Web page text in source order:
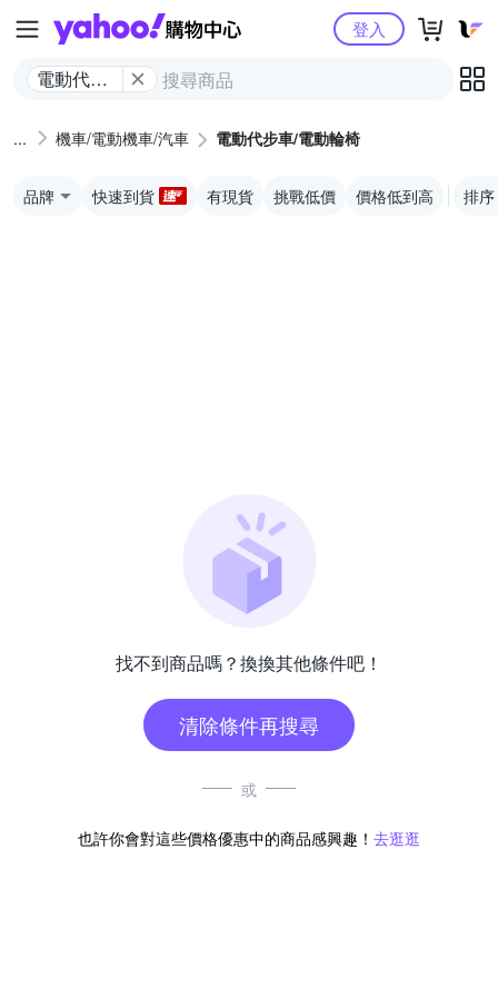
Yahoo購物中心
電動代步
椅
登入
機車/電動機車/汽車 電動代步車/電動輪椅
品牌 快速到貨 有現貨 挑戰低價 價格低到高 排序
找不到商品嗎？換換其他條件吧！
清除條件再搜尋
或
也許你會對這些價格優惠中的商品感興趣！ 去逛逛